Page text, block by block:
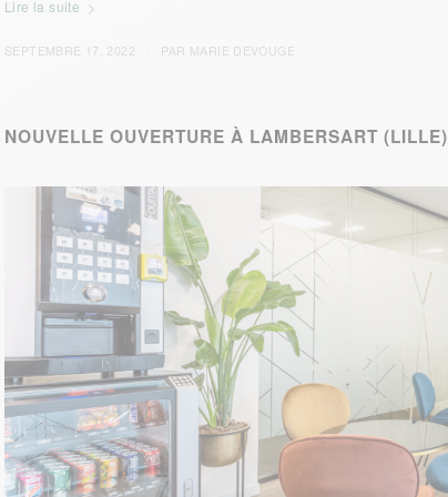
Lire la suite
SEPTEMBRE 17, 2022 PAR MARIE DEVOUGE
NOUVELLE OUVERTURE À LAMBERSART (LILLE)